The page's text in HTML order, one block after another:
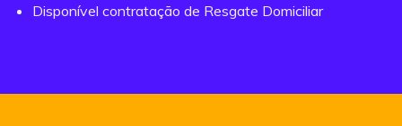
Disponível contratação de Resgate Domiciliar